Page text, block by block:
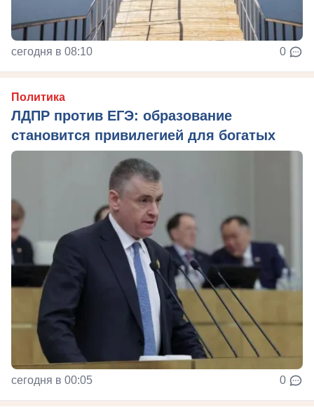
сегодня в 08:10 0
Политика
ЛДПР против ЕГЭ: образование
становится привилегией для богатых
сегодня в 00:05 0